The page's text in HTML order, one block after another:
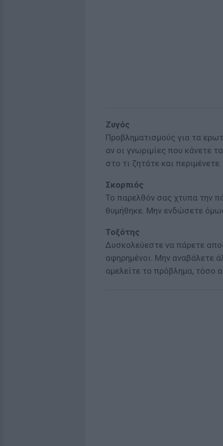
Ζυγός
Προβληματισμούς για τα
αν οι γνωριμίες που κάνετε
στο τι ζητάτε και περιμένετε.
Σκορπιός
Το παρελθόν σας χτυπα την
θυμήθηκε. Μην ενδώσετε
Τοξότης
Δυσκολεύεστε να πάρετε
αφηρημένοι. Μην αναβάλετε
αμελείτε το πρόβλημα, τόσο